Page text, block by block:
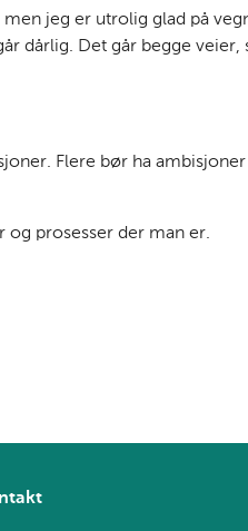
jeg er utrolig glad på
dårlig. Det går begge veier,
Flere bør ha
prosesser der man er.